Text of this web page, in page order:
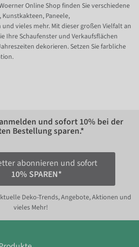
Online Shop finden Sie verschiedene
Paneele,
vieles mehr. Mit dieser großen Vielfalt an
Ihre Schaufenster und Verkaufsflächen
dekorieren. Setzen Sie farbliche
und sofort 10% bei der
Bestellung sparen.*
abonnieren und sofort
10% SPAREN*
Deko-Trends, Angebote, Aktionen und
vieles Mehr!